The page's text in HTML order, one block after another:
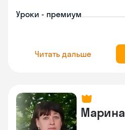
Уроки - премиум
Читать дальше
Марина